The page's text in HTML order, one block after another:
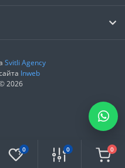
0 0 0
Svitli Agency
Inweb
2026